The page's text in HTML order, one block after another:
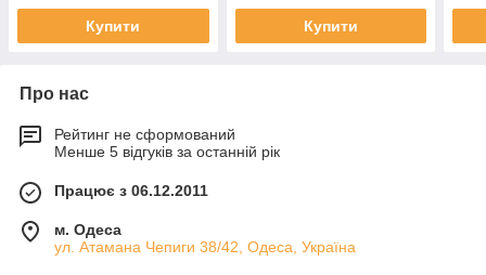
Купити Купити
Про нас
Рейтинг не сформований
Менше 5 відгуків за останній рік
Працює з 06.12.2011
м. Одеса
ул. Атамана Чепиги 38/42, Одеса, Україна